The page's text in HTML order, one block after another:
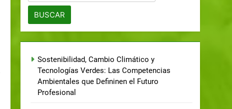
Sostenibilidad, Cambio Climático y
Tecnologías Verdes: Las Competencias
Ambientales que Defininen el Futuro
Profesional